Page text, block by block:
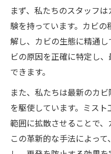
まず、私たちのスタッフ
験を持っています。カビ
解し、カビの生態に精通
ビの原因を正確に特定し
できます。
また、私たちは最新のカ
を駆使しています。ミス
範囲に拡散させることで、
この革新的な手法によっ